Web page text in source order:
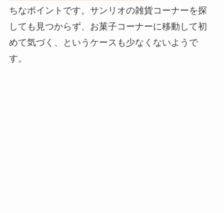
ちなポイントです。サンリオの雑貨コーナーを探
しても見つからず、お菓子コーナーに移動して初
めて気づく、というケースも少なくないようで
す。